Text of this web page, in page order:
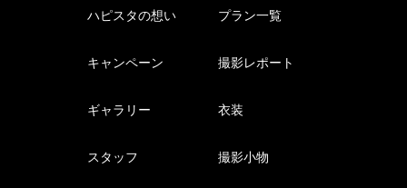
ハピスタの想い プラン一覧
キャンペーン 撮影レポート
ギャラリー 衣装
スタッフ 撮影小物